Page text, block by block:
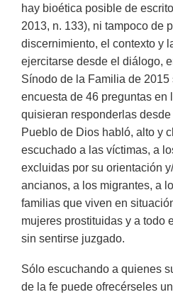
hay bioética posible de
2013, n. 133), ni tampoco de
discernimiento, el contexto y
ejercitarse desde el diálogo,
Sínodo de la Familia de
encuesta de 46 preguntas en
quisieran responderlas desde
Pueblo de Dios habló, alto y
escuchado a las víctimas, a
excluidas por su orientación
ancianos, a los migrantes, a
familias que viven en
mujeres prostituidas y a todo
sin sentirse juzgado.
Sólo escuchando a quienes
de la fe puede ofrecérseles